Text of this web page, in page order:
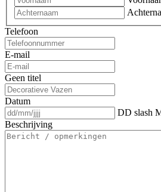
Telefoon
E-mail
Geen titel
Datum
DD slash
Beschrijving